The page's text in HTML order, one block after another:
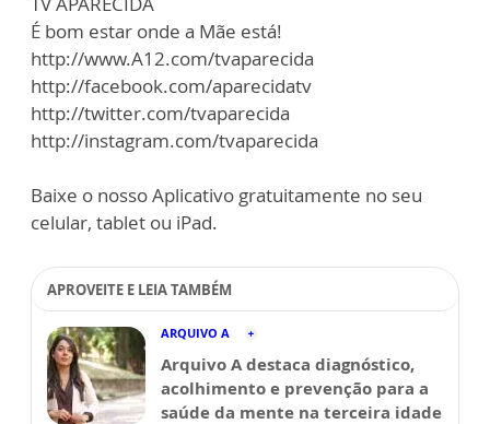
É bom estar onde a Mãe está!
http://www.A12.com/tvaparecida
http://facebook.com/aparecidatv
http://twitter.com/tvaparecida
http://instagram.com/tvaparecida
Baixe o nosso Aplicativo gratuitamente no seu
celular, tablet ou iPad.
APROVEITE E LEIA TAMBÉM
ARQUIVO A
Arquivo A destaca diagnóstico,
acolhimento e prevenção para a
saúde da mente na terceira idade